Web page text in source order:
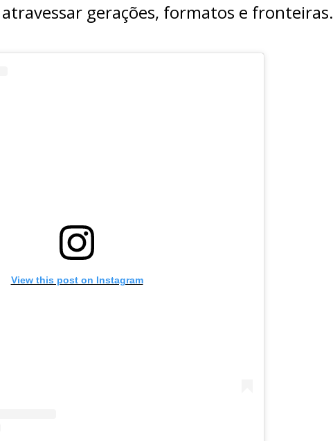
gerações, formatos e fronteiras.
View this post on Instagram